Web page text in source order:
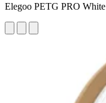
Elegoo PETG PRO White